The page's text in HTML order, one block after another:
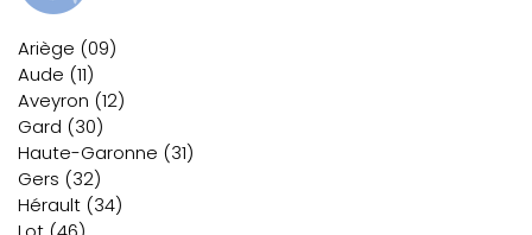
Ariège (09)
Aude (11)
Aveyron (12)
Gard (30)
Haute-Garonne (31)
Gers (32)
Hérault (34)